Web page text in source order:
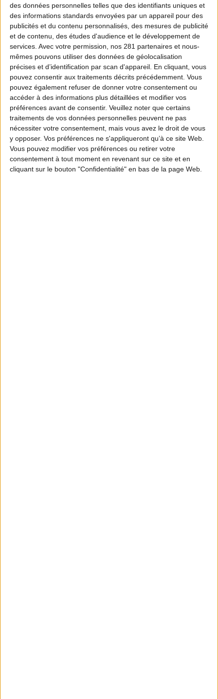
des données personnelles telles que des identifiants uniques et
des informations standards envoyées par un appareil pour des
publicités et du contenu personnalisés, des mesures de publicité
et de contenu, des études d'audience et le développement de
services. Avec votre permission, nos 281 partenaires et nous-
mêmes pouvons utiliser des données de géolocalisation
précises et d’identification par scan d'appareil. En cliquant, vous
pouvez consentir aux traitements décrits précédemment. Vous
pouvez également refuser de donner votre consentement ou
accéder à des informations plus détaillées et modifier vos
préférences avant de consentir. Veuillez noter que certains
traitements de vos données personnelles peuvent ne pas
nécessiter votre consentement, mais vous avez le droit de vous
y opposer. Vos préférences ne s'appliqueront qu’à ce site Web.
Vous pouvez modifier vos préférences ou retirer votre
consentement à tout moment en revenant sur ce site et en
cliquant sur le bouton "Confidentialité" en bas de la page Web.